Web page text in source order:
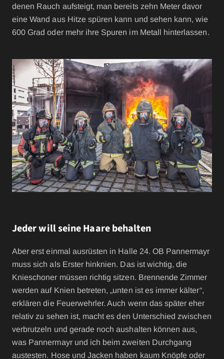
denen Rauch aufsteigt, man bereits zehn Meter davor
eine Wand aus Hitze spüren kann und sehen kann, wie
600 Grad oder mehr ihre Spuren im Metall hinterlassen.
Jeder will seine Haare behalten
Aber erst einmal ausrüsten in Halle 24. OB Pannermayr
muss sich als Erster hinknien. Das ist wichtig, die
Knieschoner müssen richtig sitzen. Brennende Zimmer
werden auf Knien betreten, „unten ist es immer kälter“,
erklären die Feuerwehrler. Auch wenn das später eher
relativ zu sehen ist, macht es den Unterschied zwischen
verbrutzeln und gerade noch aushalten können aus,
was Pannermayr und ich beim zweiten Durchgang
austesten. Hose und Jacken haben kaum Knöpfe oder